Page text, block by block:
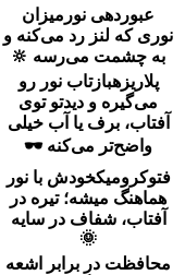
عبوردهی نور میزان
نوری که لنز رد می‌کنه و
به چشمت می‌رسه 🔆
پلاریزهبازتاب نور رو
می‌گیره و دیدتو توی
آفتاب، برف یا آب خیلی
واضح‌تر می‌کنه 🕶️
فتوکرومیکخودش با نور
هماهنگ میشه؛ تیره در
آفتاب، شفاف در سایه
🌞
محافظت در برابر اشعه